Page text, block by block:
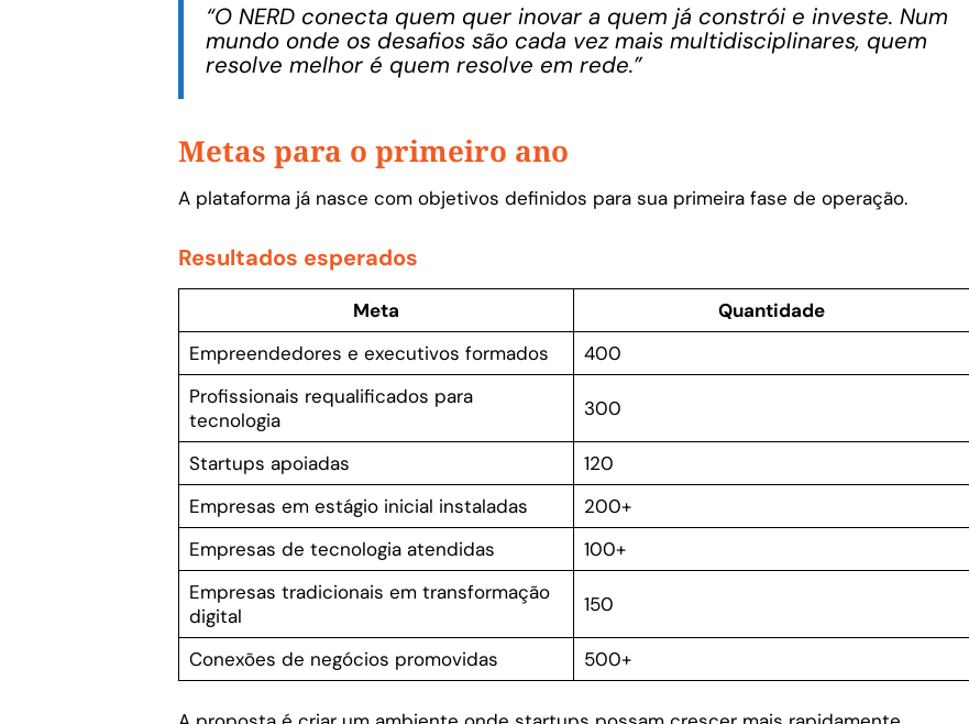
“O NERD conecta quem quer inovar a quem já constrói e investe. Num
mundo onde os desafios são cada vez mais multidisciplinares, quem
resolve melhor é quem resolve em rede.”
Metas para o primeiro ano
A plataforma já nasce com objetivos definidos para sua primeira fase de operação.
Resultados esperados
Meta
Quantidade
Empreendedores e executivos formados
400
Profissionais requalificados para
tecnologia
300
Startups apoiadas
120
Empresas em estágio inicial instaladas
200+
Empresas de tecnologia atendidas
100+
Empresas tradicionais em transformação
digital
150
Conexões de negócios promovidas 500+